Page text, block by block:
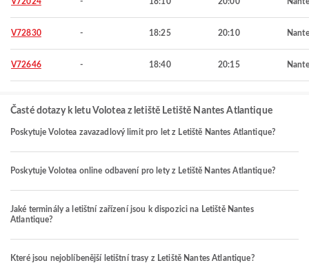
V72830 - 18:25 20:10
V72646 - 18:40 20:15
Časté dotazy k letu Volotea z letiště Letiště Nantes Atlantique
Poskytuje Volotea zavazadlový limit pro let z Letiště Nantes Atlantique?
Poskytuje Volotea online odbavení pro lety z Letiště Nantes Atlantique?
Jaké terminály a letištní zařízení jsou k dispozici na Letiště Nantes
Atlantique?
Které jsou nejoblíbenější letištní trasy z Letiště Nantes Atlantique?